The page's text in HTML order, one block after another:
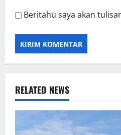
Beritahu saya akan
RELATED NEWS